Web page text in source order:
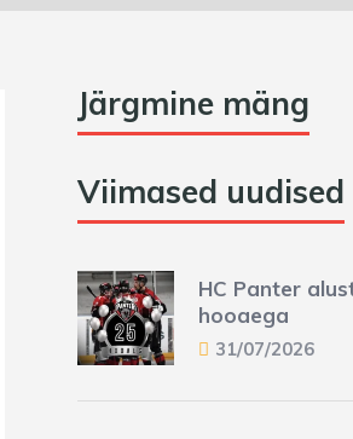
Järgmine mäng
Viimased uudised
HC Panter
hooaega
31/07/2026